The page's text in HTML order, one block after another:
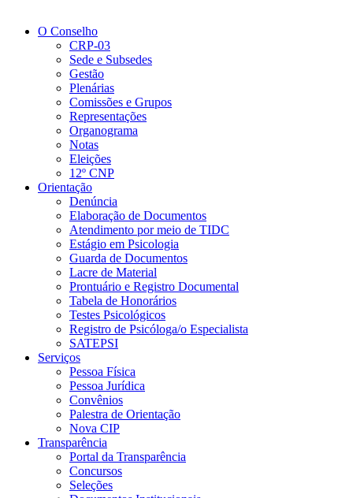
O Conselho
CRP-03
Sede e Subsedes
Gestão
Plenárias
Comissões e Grupos
Representações
Organograma
Notas
Eleições
12º CNP
Orientação
Denúncia
Elaboração de Documentos
Atendimento por meio de TIDC
Estágio em Psicologia
Guarda de Documentos
Lacre de Material
Prontuário e Registro Documental
Tabela de Honorários
Testes Psicológicos
Registro de Psicóloga/o Especialista
SATEPSI
Serviços
Pessoa Física
Pessoa Jurídica
Convênios
Palestra de Orientação
Nova CIP
Transparência
Portal da Transparência
Concursos
Seleções